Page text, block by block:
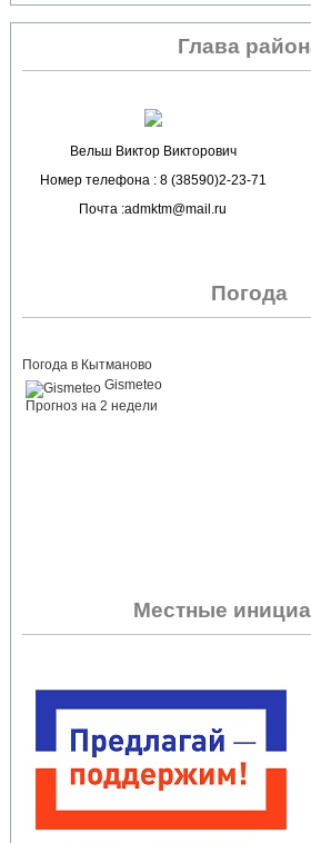
Глава
Вельш Виктор Викторович
Номер телефона : 8 (38590)2-23-71
Почта :admktm@mail.ru
Погода
Погода в Кытманово
Gismeteo
Прогноз на 2 недели
Местные